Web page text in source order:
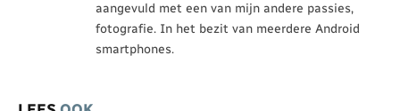
aangevuld met een van mijn andere passies,
fotografie. In het bezit van meerdere Android
smartphones.